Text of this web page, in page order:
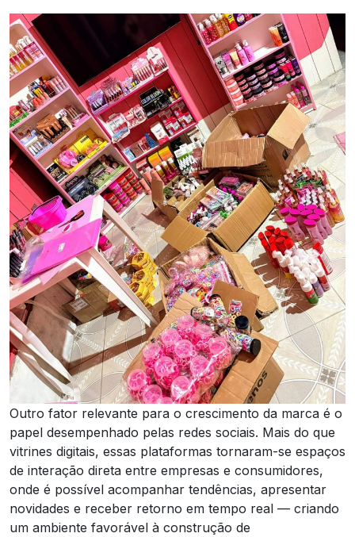
Outro fator relevante para o crescimento da marca é o
papel desempenhado pelas redes sociais. Mais do que
vitrines digitais, essas plataformas tornaram-se espaços
de interação direta entre empresas e consumidores,
onde é possível acompanhar tendências, apresentar
novidades e receber retorno em tempo real — criando
um ambiente favorável à construção de